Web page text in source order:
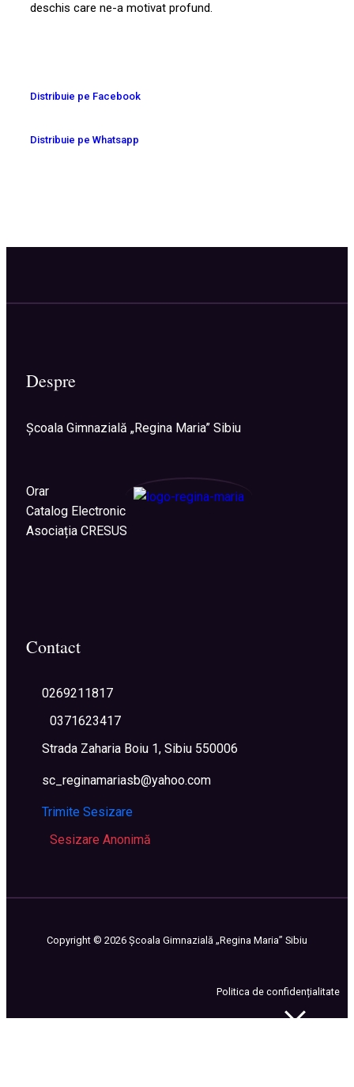
deschis care ne-a motivat profund.
Distribuie pe Facebook
Distribuie pe Whatsapp
Despre
Şcoala Gimnazială „Regina Maria” Sibiu
Orar
Catalog Electronic
Asociația CRESUS
Contact
0269211817
0371623417
Strada Zaharia Boiu 1, Sibiu 550006
sc_reginamariasb@yahoo.com
Trimite Sesizare
Sesizare Anonimă
Copyright © 2026 Școala Gimnazială „Regina Maria” Sibiu
Politica de confidențialitate